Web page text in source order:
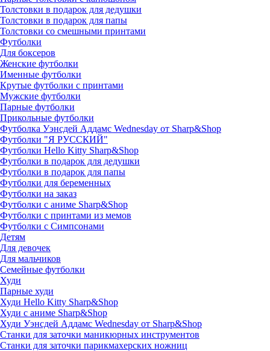
Толстовки в подарок для дедушки
Толстовки в подарок для папы
Толстовки со смешными принтами
Футболки
Для боксеров
Женские футболки
Именные футболки
Крутые футболки с принтами
Мужские футболки
Парные футболки
Прикольные футболки
Футболка Уэнсдей Аддамс Wednesday от Sharp&Shop
Футболки "Я РУССКИЙ"
Футболки Hello Kitty Sharp&Shop
Футболки в подарок для дедушки
Футболки в подарок для папы
Футболки для беременных
Футболки на заказ
Футболки с аниме Sharp&Shop
Футболки с принтами из мемов
Футболки с Симпсонами
Детям
Для девочек
Для мальчиков
Семейные футболки
Худи
Парные худи
Худи Hello Kitty Sharp&Shop
Худи с аниме Sharp&Shop
Худи Уэнсдей Аддамс Wednesday от Sharp&Shop
Станки для заточки маникюрных инструментов
Станки для заточки парикмахерских ножниц